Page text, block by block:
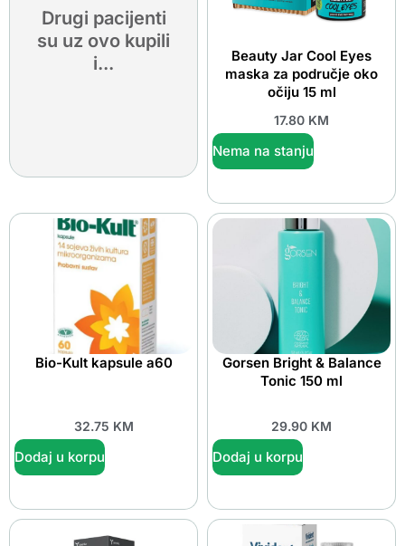
Drugi pacijenti
su uz ovo kupili
i...
Beauty Jar Cool Eyes
maska za područje oko
očiju 15 ml
17.80 KM
Nema na stanju
Bio-Kult kapsule a60
32.75 KM
Dodaj u korpu
Gorsen Bright & Balance
Tonic 150 ml
29.90 KM
Dodaj u korpu